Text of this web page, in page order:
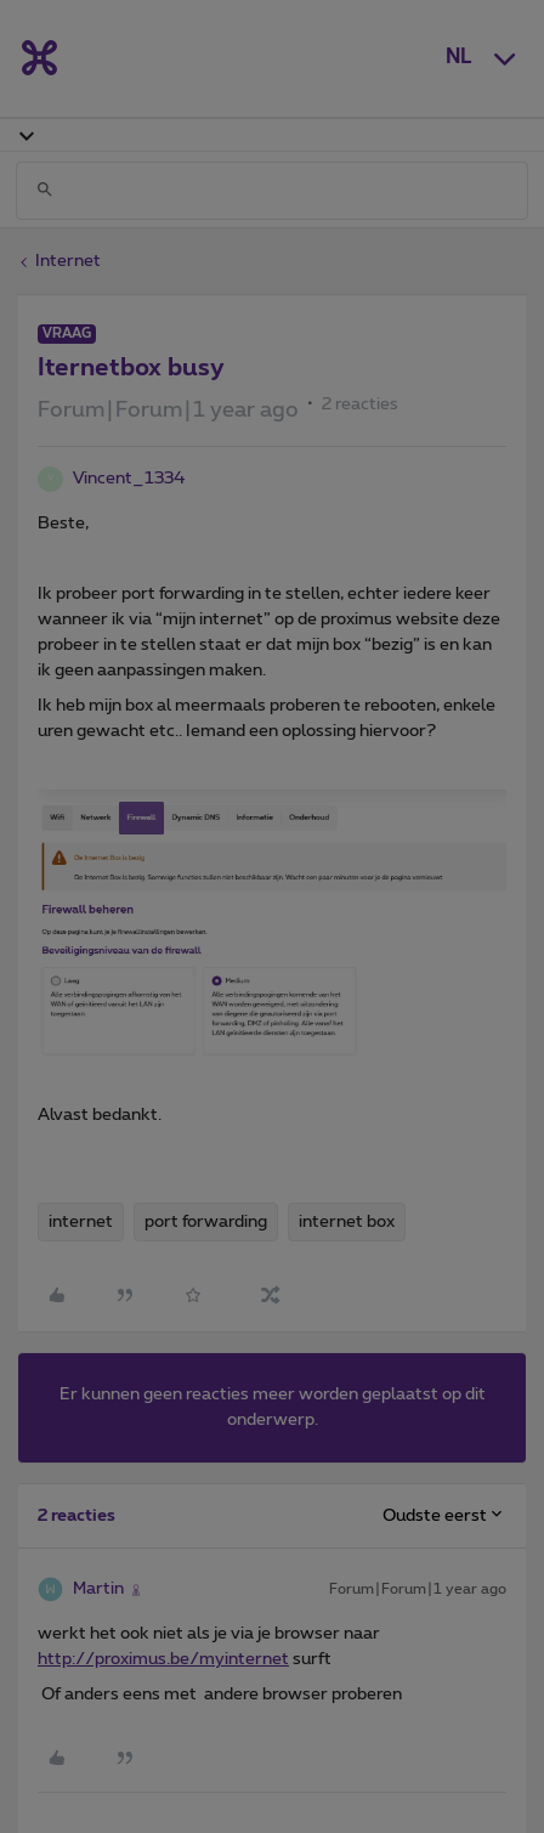
NL
Internet
VRAAG
Iternetbox busy
Forum|Forum|1 year ago 2 reacties
Vincent_1334
Beste,
Ik probeer port forwarding in te stellen, echter iedere keer
wanneer ik via “mijn internet” op de proximus website deze
probeer in te stellen staat er dat mijn box “bezig” is en kan
ik geen aanpassingen maken.
Ik heb mijn box al meermaals proberen te rebooten, enkele
uren gewacht etc.. Iemand een oplossing hiervoor?
Alvast bedankt.
internet port forwarding internet box
Er kunnen geen reacties meer worden geplaatst op dit
onderwerp.
2 reacties Oudste eerst
Martin Forum|Forum|1 year ago
werkt het ook niet als je via je browser naar
http://proximus.be/myinternet surft
Of anders eens met andere browser proberen